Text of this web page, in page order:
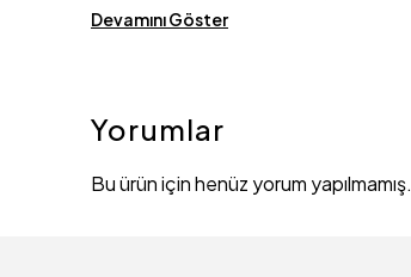
Devamını Göster
Yorumlar
Bu ürün için henüz yorum yapılmamış.